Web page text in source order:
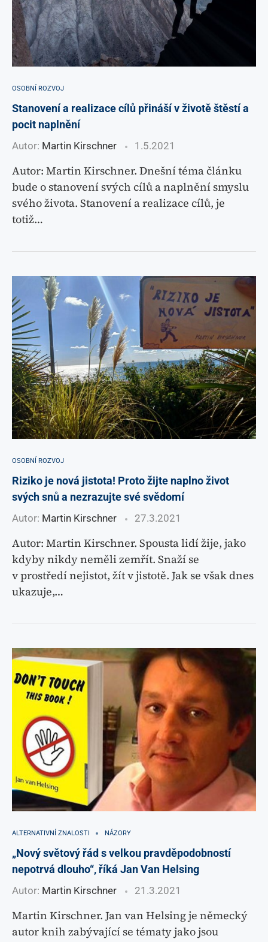
OSOBNÍ ROZVOJ
Stanovení a realizace cílů přináší v životě štěstí a
pocit naplnění
Autor: Martin Kirschner 1.5.2021
Autor: Martin Kirschner. Dnešní téma článku
bude o stanovení svých cílů a naplnění smyslu
svého života. Stanovení a realizace cílů, je
totiž…
OSOBNÍ ROZVOJ
Riziko je nová jistota! Proto žijte naplno život
svých snů a nezrazujte své svědomí
Autor: Martin Kirschner 27.3.2021
Autor: Martin Kirschner. Spousta lidí žije, jako
kdyby nikdy neměli zemřít. Snaží se
v prostředí nejistot, žít v jistotě. Jak se však dnes
ukazuje,…
ALTERNATIVNÍ ZNALOSTI NÁZORY
„Nový světový řád s velkou pravděpodobností
nepotrvá dlouho“, říká Jan Van Helsing
Autor: Martin Kirschner 21.3.2021
Martin Kirschner. Jan van Helsing je německý
autor knih zabývající se tématy jako jsou